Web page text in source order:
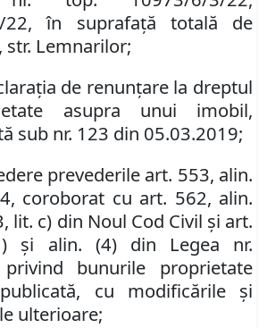
22, în suprafaţă totală de
str. Lemnarilor;
de renunţare la dreptul
asupra unui imobil,
sub nr. 123 din 05.03.2019;
prevederile art. 553, alin.
coroborat cu art. 562, alin.
lit. c) din Noul Cod Civil şi art.
şi alin. (4) din Legea nr.
bunurile proprietate
cu modificările şi
ulterioare;